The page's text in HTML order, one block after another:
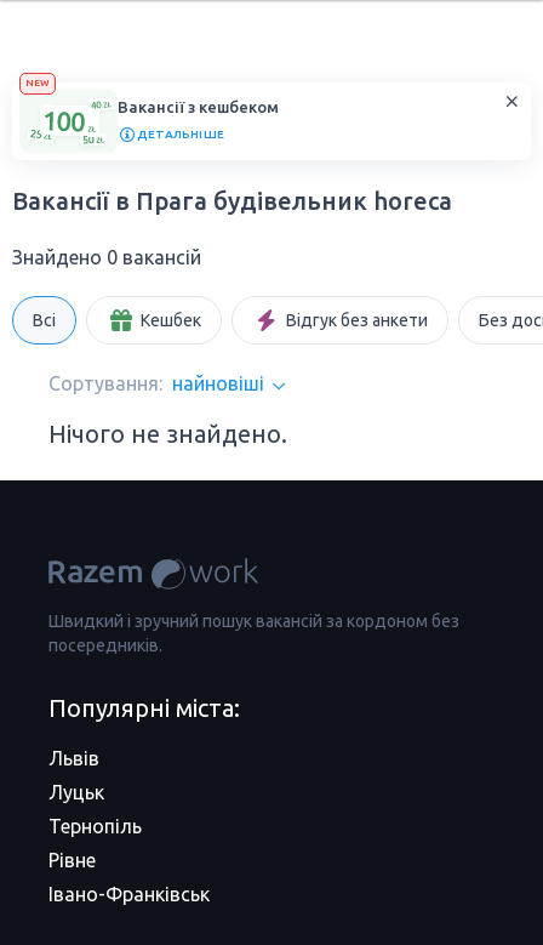
NEW
Вакансії з кешбеком
ДЕТАЛЬНІШЕ
Вакансії в Прага будівельник horeca
Знайдено 0 вакансій
Всі Кешбек Відгук без анкети Без
Сортування: найновіші
Нічого не знайдено.
Швидкий і зручний пошук вакансій за кордоном без
посередників.
Популярні міста:
Львів
Луцьк
Тернопіль
Рівне
Івано-Франківськ